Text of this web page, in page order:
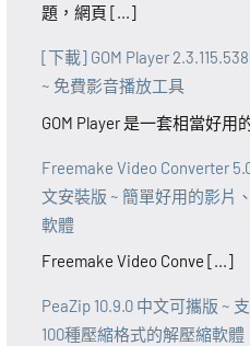
題，網頁 [...]
[下載] GOM Player
~ 免費影音播放工具
GOM Player 是一套相當好用
Freemake Video Converter
文安裝版 ~ 簡單好用的影片
軟體
Freemake Video Conve [...]
PeaZip 10.9.0 中文可攜版 ~
100種壓縮格式的解壓縮軟體